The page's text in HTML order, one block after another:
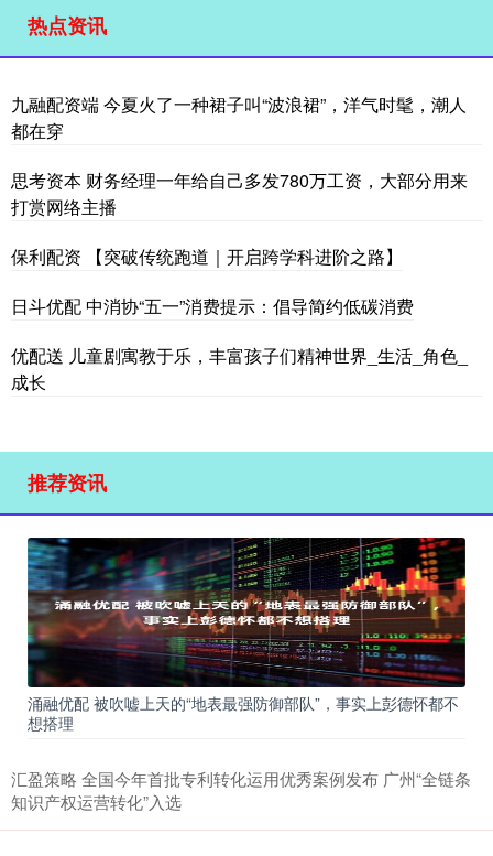
热点资讯
九融配资端 今夏火了一种裙子叫“波浪裙”，洋气时髦，潮人
都在穿
思考资本 财务经理一年给自己多发780万工资，大部分用来
打赏网络主播
保利配资 【突破传统跑道｜开启跨学科进阶之路】
日斗优配 中消协“五一”消费提示：倡导简约低碳消费
优配送 儿童剧寓教于乐，丰富孩子们精神世界_生活_角色_
成长
推荐资讯
涌融优配 被吹嘘上天的“地表最强防御部队”，事实上彭德怀都不
想搭理
汇盈策略 全国今年首批专利转化运用优秀案例发布 广州“全链条
知识产权运营转化”入选